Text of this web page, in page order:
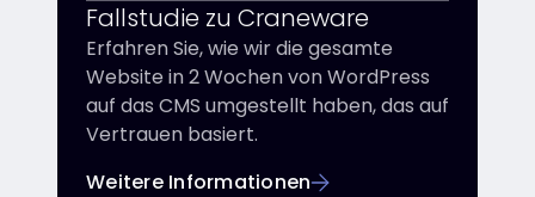
Fallstudie zu Craneware
Erfahren Sie, wie wir die gesamte
Website in 2 Wochen von WordPress
auf das CMS umgestellt haben, das auf
Vertrauen basiert.
Weitere Informationen